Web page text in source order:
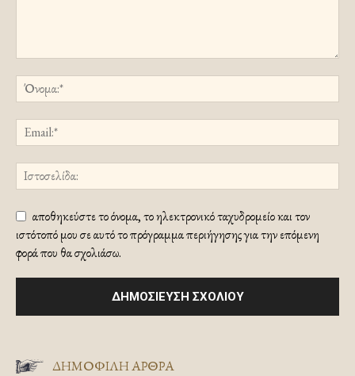
αποθηκεύστε το όνομα, το ηλεκτρονικό ταχυδρομείο και τον
ιστότοπό μου σε αυτό το πρόγραμμα περιήγησης για την επόμενη
φορά που θα σχολιάσω.
ΔΗΜΟΦΙΛΗ ΑΡΘΡΑ